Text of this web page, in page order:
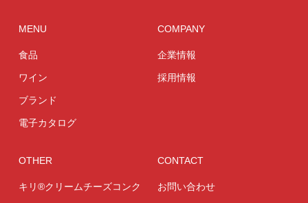
MENU
食品
ワイン
ブランド
電子カタログ
COMPANY
企業情報
採用情報
OTHER
キリ®クリームチーズコンク
CONTACT
お問い合わせ